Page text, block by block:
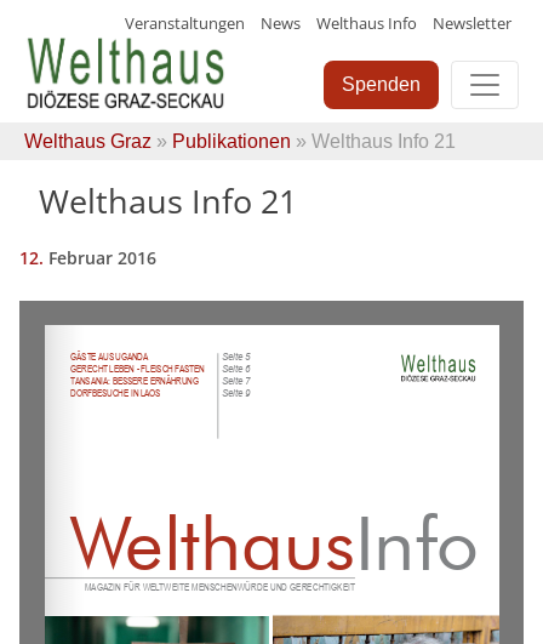
Skip
content
Veranstaltungen News Welthaus Info Newsletter
Spenden
Welthaus Graz » Publikationen » Welthaus Info 21
Welthaus Info 21
12. Februar 2016